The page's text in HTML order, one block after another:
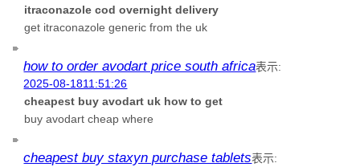
itraconazole cod overnight delivery
get itraconazole generic from the uk
how to order avodart price south africa表示:
2025-08-1811:51:26
cheapest buy avodart uk how to get
buy avodart cheap where
cheapest buy staxyn purchase tablets表示: